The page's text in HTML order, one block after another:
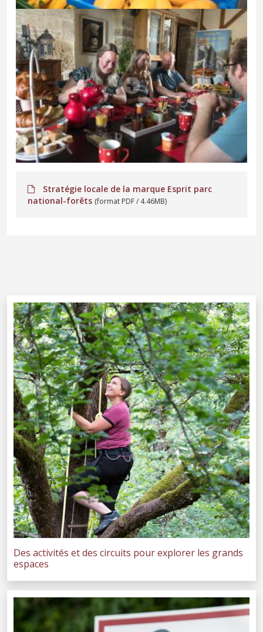
Stratégie locale de la marque Esprit parc
national-forêts (format PDF / 4.46MB)
Des activités et des circuits pour explorer les grands
espaces